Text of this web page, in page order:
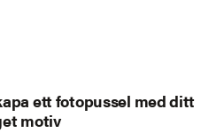
ett fotopussel med ditt
motiv